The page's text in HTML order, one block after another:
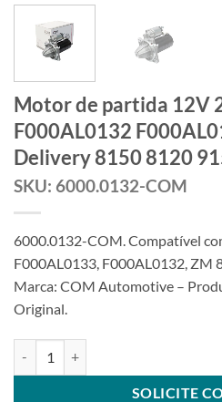
Motor de partida 12V
F000AL0132
Delivery 8150 8120
SKU: 6000.0132-COM
6000.0132-COM. Compatível
F000AL0133, F000AL0132, ZM
Marca: COM Automotive –
Original.
SOLICITE